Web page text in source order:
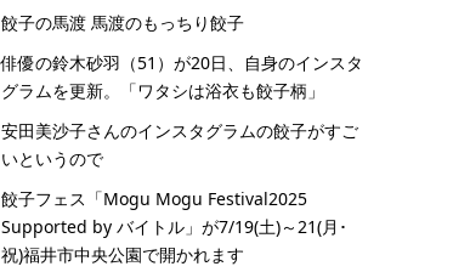
餃子の馬渡 馬渡のもっちり餃子
俳優の鈴木砂羽（51）が20日、自身のインスタ
グラムを更新。「ワタシは浴衣も餃子柄」
安田美沙子さんのインスタグラムの餃子がすご
いというので
餃子フェス「Mogu Mogu Festival2025
Supported by バイトル」が7/19(土)～21(月･
祝)福井市中央公園で開かれます